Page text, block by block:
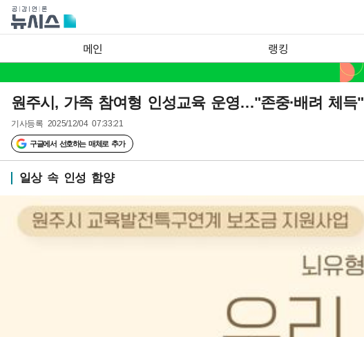
메인 랭킹
원주시, 가족 참여형 인성교육 운영…"존중·배려 체득"
기사등록 2025/12/04 07:33:21
구글에서 선호하는 매체로 추가
일상 속 인성 함양